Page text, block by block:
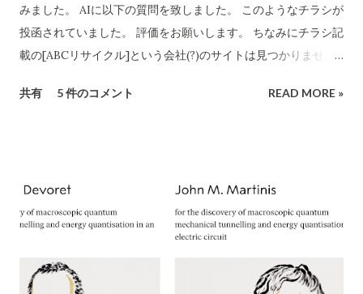
「charmmsho」のサイト上で表示されていた会社所在地がこ
の住所と一致している場合、一見すると所在地に関しては正式
な企業情報と合致していると言えます。 しかし、連絡先情報に
してメールアドレスのみを掲載しており、電話番号は公開され
く名古屋（052）エリアの番号です。実際に「052-355...
みました。 AIに以下の質問を致しました。 このようなチラシが
投函されていました。 評価をお願いします。 ちなみにチラシ記
載の[ABCリサイクル]という会社(?)のサイトは見つかりません
https://www.city.tokorozawa.saitama.jp/kurashi/gomi/shi
には所沢市の「一般廃棄物処理業」の許可が必要です。 「産業
廃棄物処理業」や 「古物商」の許可では回収できません。
ChatGPT まえださん、画像ありがとうございます。このよう
な「不用品無料出張回収」のチラシについて、詳細に評価・ア
ドバイスいたします。 1. 内容の分析 業者名 ：ABCリサイクル
共有 5 件のコメント READ MORE »